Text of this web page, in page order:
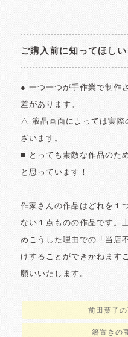
ご購入前に知ってほしい
● 一つ一つが手作業で制作
差があります。
△ 液晶画面によっては実際
ざいます。
■ とっても素敵な作品のた
と思っています！
作家さんの作品はどれを１
ない１点ものの作品です。
めこうした理由での「当店
けすることができかねます
願いいたします。
前田葉子
箸置きの